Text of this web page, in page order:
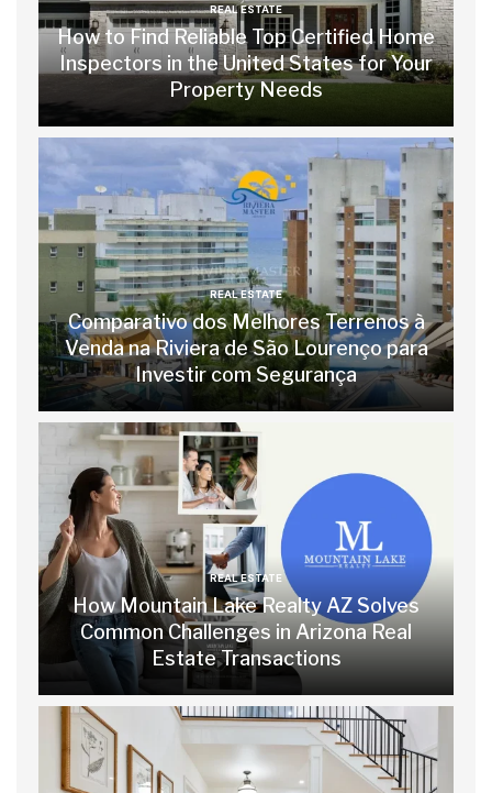
REAL ESTATE
How to Find Reliable Top Certified Home
Inspectors in the United States for Your
Property Needs
REAL ESTATE
Comparativo dos Melhores Terrenos à
Venda na Riviera de São Lourenço para
Investir com Segurança
REAL ESTATE
How Mountain Lake Realty AZ Solves
Common Challenges in Arizona Real
Estate Transactions